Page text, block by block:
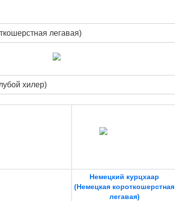
легавая)
хилер)
Немецкий курцхаар
(Немецкая короткошерстная
легавая)